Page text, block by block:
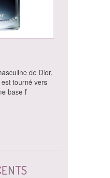
de Dior,
tourné vers
base l’